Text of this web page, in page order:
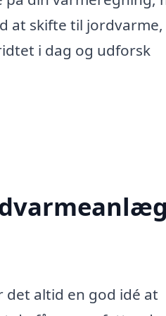
at skifte til jordvarme,
i dag og udforsk
altid en god idé at